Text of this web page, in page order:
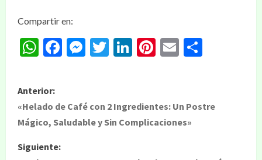
Compartir en:
WhatsApp
Facebook
Messenger
Twitter
LinkedIn
Pinterest
Email
Anterior:
«Helado de Café con 2 Ingredientes: Un Postre
Mágico, Saludable y Sin Complicaciones»
Siguiente: